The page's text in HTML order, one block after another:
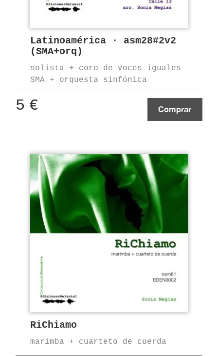
Latinoamérica · asm28#2v2
(SMA+orq)
solista + coro de voces iguales
SMA + orquesta sinfónica
5 € Comprar
RiChiamo
marimba + cuarteto de cuerda